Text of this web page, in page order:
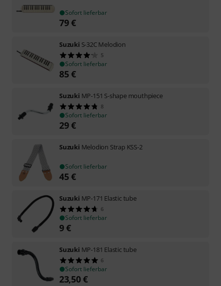
Sofort lieferbar
79€
Suzuki S-32C Melodion
5
Sofort lieferbar
85€
Suzuki MP-151 S-shape mouthpiece
8
Sofort lieferbar
29€
Suzuki Melodion Strap KSS-2
Sofort lieferbar
45€
Suzuki MP-171 Elastic tube
6
Sofort lieferbar
9€
Suzuki MP-181 Elastic tube
6
Sofort lieferbar
23,50€